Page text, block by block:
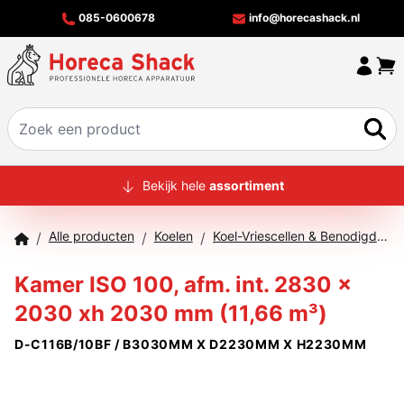
085-0600678 info@horecashack.nl
HOME
OVER ONS
MERKEN
OFFERTECHECKER
CONTACT
Bekijk hele assortiment
/ Alle producten / Koelen / Koel-Vriescellen & Benodigdheden
Kamer ISO 100, afm. int. 2830 x
2030 xh 2030 mm (11,66 m³)
D-C116B/10BF / B3030MM X D2230MM X H2230MM